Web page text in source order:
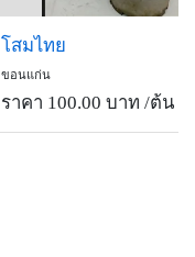
โสมไทย
ขอนแก่น
ราคา 100.00 บาท /ต้น